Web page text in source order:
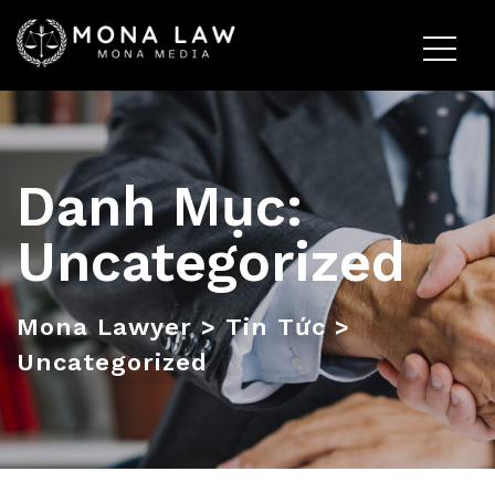
Danh Mục:
Uncategorized
Mona Lawyer>Tin Tức>
Uncategorized